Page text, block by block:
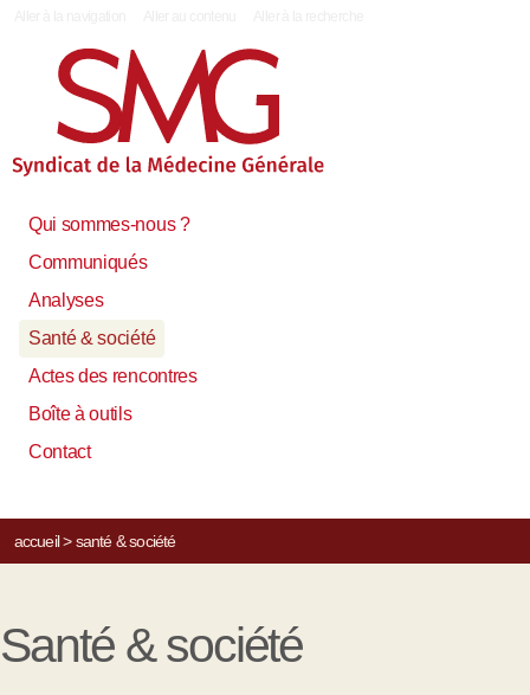
Qui sommes-nous ?
Communiqués
Analyses
Santé & société
Actes des rencontres
Boîte à outils
Contact
accueil> santé & société
Santé & société